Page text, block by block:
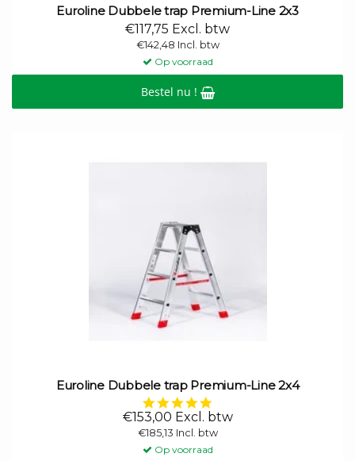
Euroline Dubbele trap Premium-Line 2x3
€117,75 Excl. btw
€142,48 Incl. btw
Op voorraad
Bestel nu !
Euroline Dubbele trap Premium-Line 2x4
star
rating
€153,00 Excl. btw
€185,13 Incl. btw
Op voorraad